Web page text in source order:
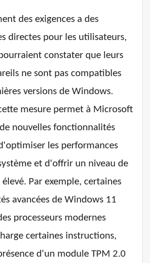
des exigences a des
directes pour les utilisateurs,
constater que leurs
ne sont pas compatibles
versions de Windows.
mesure permet à Microsoft
nouvelles fonctionnalités
les performances
et d'offrir un niveau de
Par exemple, certaines
avancées de Windows 11
processeurs modernes
certaines instructions,
d'un module TPM 2.0